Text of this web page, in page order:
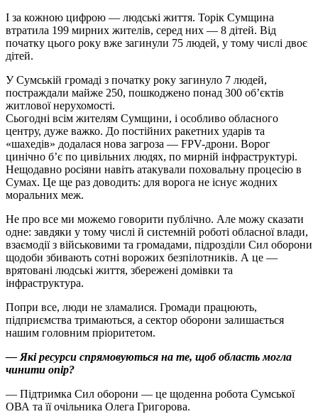
І за кожною цифрою — людські життя. Торік Сумщина
втратила 199 мирних жителів, серед них — 8 дітей. Від
початку цього року вже загинули 75 людей, у тому числі двоє
дітей.
У Сумській громаді з початку року загинуло 7 людей,
постраждали майже 250, пошкоджено понад 300 об’єктів
житлової нерухомості.
Сьогодні всім жителям Сумщини, і особливо обласного
центру, дуже важко. До постійних ракетних ударів та
«шахедів» додалася нова загроза — FPV-дрони. Ворог
цинічно б’є по цивільних людях, по мирній інфраструктурі.
Нещодавно росіяни навіть атакували поховальну процесію в
Сумах. Це ще раз доводить: для ворога не існує жодних
моральних меж.
Не про все ми можемо говорити публічно. Але можу сказати
одне: завдяки у тому числі й системній роботі обласної влади,
взаємодії з військовими та громадами, підрозділи Сил оборони
щодоби збивають сотні ворожих безпілотників. А це —
врятовані людські життя, збережені домівки та
інфраструктура.
Попри все, люди не зламалися. Громади працюють,
підприємства тримаються, а сектор оборони залишається
нашим головним пріоритетом.
— Які ресурси спрямовуються на те, щоб область могла
чинити опір?
— Підтримка Сил оборони — це щоденна робота Сумської
ОВА та її очільника Олега Григорова.